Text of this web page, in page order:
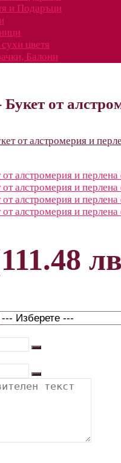
и Подаръци
цветя
Балони
от
от алстромерия и